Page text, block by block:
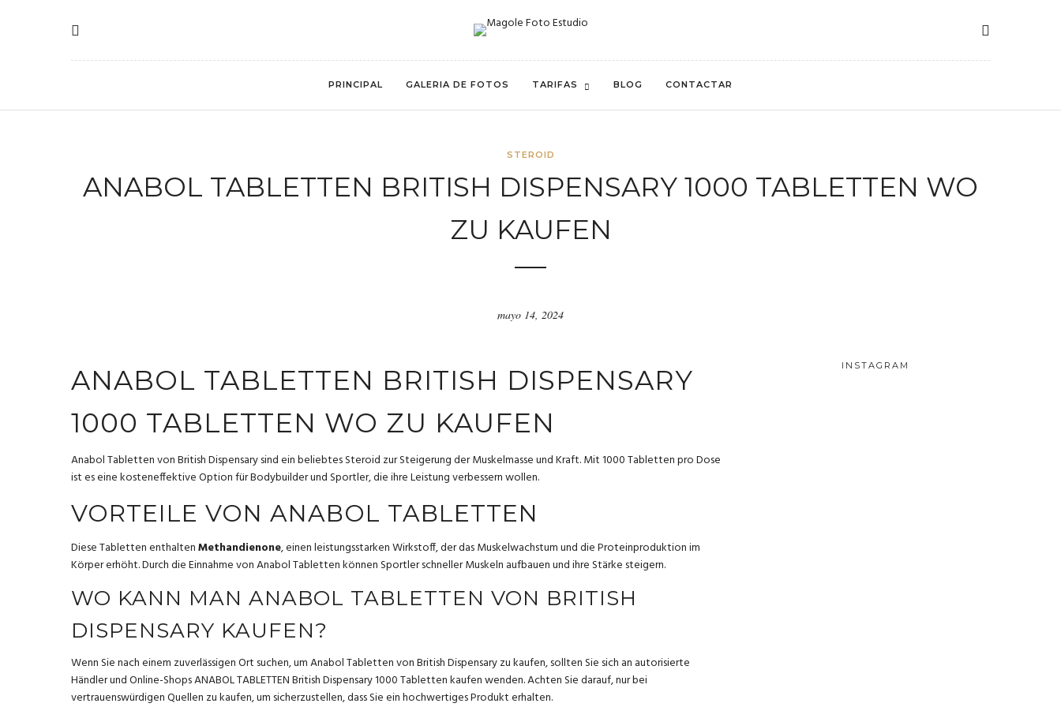
PRINCIPAL GALERIA DE FOTOS TARIFAS BLOG CONTACTAR
STEROID
ANABOL TABLETTEN BRITISH DISPENSARY 1000 TABLETTEN WO
ZU KAUFEN
mayo 14, 2024
ANABOL TABLETTEN BRITISH DISPENSARY
1000 TABLETTEN WO ZU KAUFEN
Anabol Tabletten von British Dispensary sind ein beliebtes Steroid zur Steigerung der Muskelmasse und Kraft. Mit 1000 Tabletten pro Dose
ist es eine kosteneffektive Option für Bodybuilder und Sportler, die ihre Leistung verbessern wollen.
VORTEILE VON ANABOL TABLETTEN
Diese Tabletten enthaltenMethandienone, einen leistungsstarken Wirkstoff, der das Muskelwachstum und die Proteinproduktion im
Körper erhöht. Durch die Einnahme von Anabol Tabletten können Sportler schneller Muskeln aufbauen und ihre Stärke steigern.
WO KANN MAN ANABOL TABLETTEN VON BRITISH
DISPENSARY KAUFEN?
Wenn Sie nach einem zuverlässigen Ort suchen, um Anabol Tabletten von British Dispensary zu kaufen, sollten Sie sich an autorisierte
Händler und Online-ShopsANABOL TABLETTEN British Dispensary 1000 Tabletten kaufenwenden. Achten Sie darauf, nur bei
vertrauenswürdigen Quellen zu kaufen, um sicherzustellen, dass Sie ein hochwertiges Produkt erhalten.
INSTAGRAM